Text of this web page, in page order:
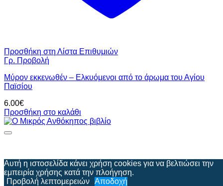
Προσθήκη στη Λίστα Επιθυμιών
Γρ. Προβολή
Μύρον εκκενωθέν – Ελκυόμενοι από το άρωμα του Αγίου
Παϊσίου
6.00€
Προσθήκη στο καλάθι
Αυτή η ιστοσελίδα κάνει χρήση cookies για να βελτιώσει την
εμπειρία χρήσης κατά την πλοήγηση.
Προβολή λεπτομερειών Αποδοχή